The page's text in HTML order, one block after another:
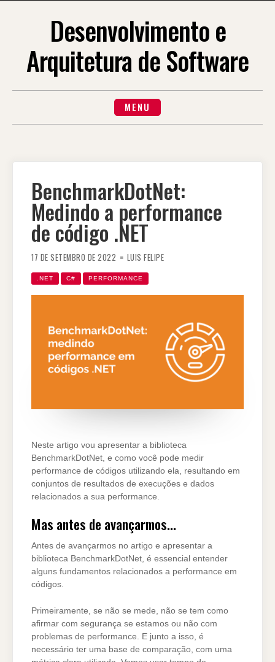
Desenvolvimento e
Arquitetura de Software
MENU
BenchmarkDotNet:
Medindo a performance
de código .NET
17 DE SETEMBRO DE 2022 LUIS FELIPE
.NET C# PERFORMANCE
Neste artigo vou apresentar a biblioteca
BenchmarkDotNet, e como você pode medir
performance de códigos utilizando ela, resultando em
conjuntos de resultados de execuções e dados
relacionados a sua performance.
Mas antes de avançarmos…
Antes de avançarmos no artigo e apresentar a
biblioteca BenchmarkDotNet, é essencial entender
alguns fundamentos relacionados a performance em
códigos.
Primeiramente, se não se mede, não se tem como
afirmar com segurança se estamos ou não com
problemas de performance. E junto a isso, é
necessário ter uma base de comparação, com uma